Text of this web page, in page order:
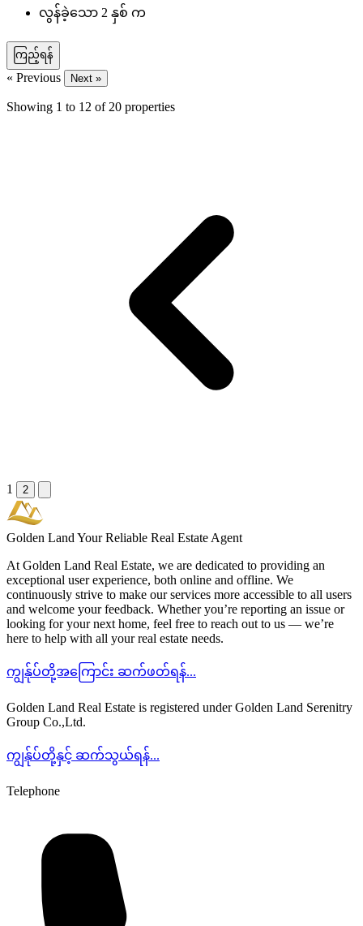
လွန်ခဲ့သော 2 နှစ် က
ကြည့်ရန်
« Previous Next »
Showing 1 to 12 of 20 properties
1 2
Golden Land Your Reliable Real Estate Agent
At Golden Land Real Estate, we are dedicated to providing an
exceptional user experience, both online and offline. We
continuously strive to make our services more accessible to all users
and welcome your feedback. Whether you’re reporting an issue or
looking for your next home, feel free to reach out to us — we’re
here to help with all your real estate needs.
ကျွန်ုပ်တို့အကြောင်း ဆက်ဖတ်ရန်...
Golden Land Real Estate is registered under Golden Land Serenitry
Group Co.,Ltd.
ကျွန်ုပ်တို့နှင့် ဆက်သွယ်ရန်...
Telephone